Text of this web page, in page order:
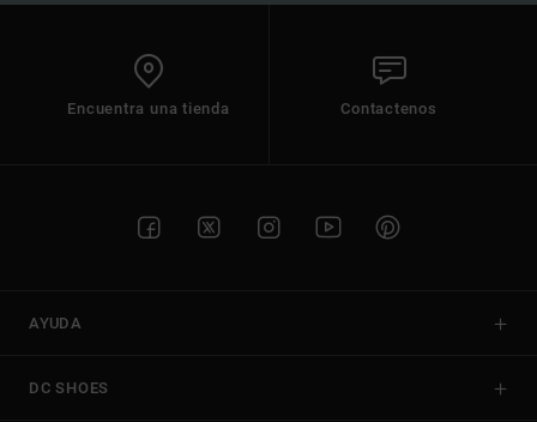
Encuentra una tienda Contactenos
AYUDA
DC SHOES